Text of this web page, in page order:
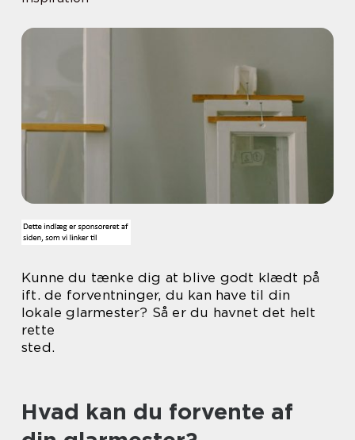
Kunne du tænke dig at blive godt klædt på
ift. de forventninger, du kan have til din
lokale glarmester? Så er du havnet det helt
rette
sted.
Hvad kan du forvente af